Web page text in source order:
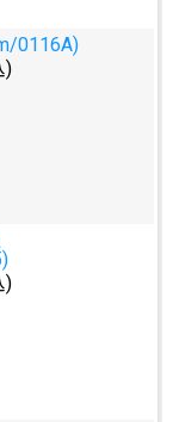
0116A)
)
)